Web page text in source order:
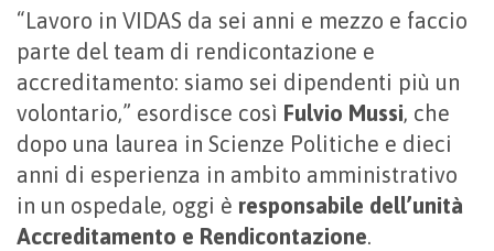
“Lavoro in VIDAS da sei anni e mezzo e faccio
parte del team di rendicontazione e
accreditamento: siamo sei dipendenti più un
volontario,” esordisce così Fulvio Mussi, che
dopo una laurea in Scienze Politiche e dieci
anni di esperienza in ambito amministrativo
in un ospedale, oggi è responsabile dell’unità
Accreditamento e Rendicontazione.